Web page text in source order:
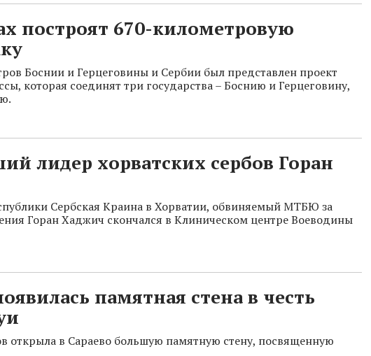
построят 670-километровую
Боснии и Герцеговины и Сербии был представлен проект
которая соединят три государства – Боснию и Герцеговину,
лидер хорватских сербов Горан
Сербская Краина в Хорватии, обвиняемый МТБЮ за
Горан Хаджич скончался в Клиническом центре Воеводины
памятная стена в честь
открыла в Сараево большую памятную стену, посвященную